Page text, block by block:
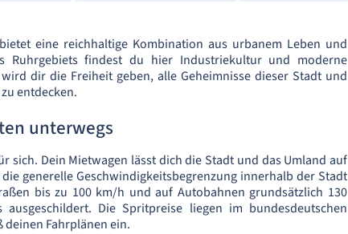
eine reichhaltige Kombination aus urbanem Leben und
Ruhrgebiets findest du hier Industriekultur und moderne
dir die Freiheit geben, alle Geheimnisse dieser Stadt und
entdecken.
unterwegs
sich. Dein Mietwagen lässt dich die Stadt und das Umland auf
generelle Geschwindigkeitsbegrenzung innerhalb der Stadt
bis zu 100 km/h und auf Autobahnen grundsätzlich 130
Die Spritpreise liegen im bundesdeutschen
deinen Fahrplänen ein.